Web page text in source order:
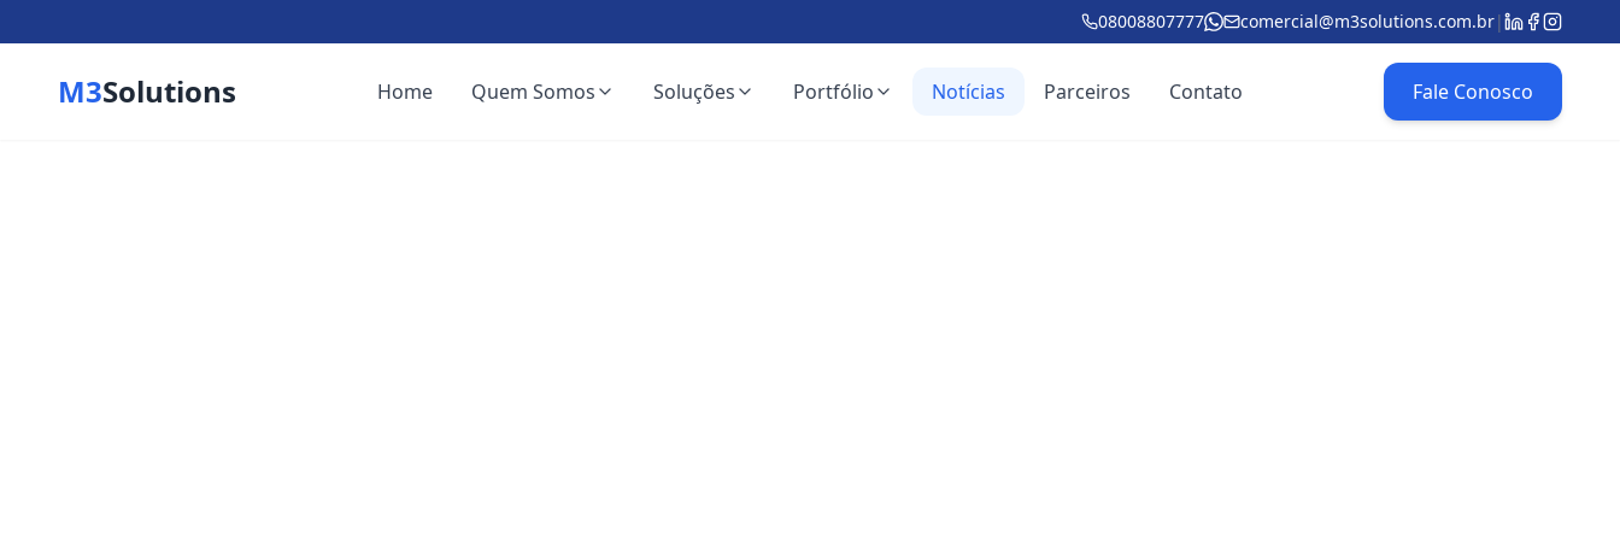
08008807777 comercial@m3solutions.com.br|
M3Solutions Home Quem Somos Soluções Portfólio Notícias Parceiros Contato Fale Conosco